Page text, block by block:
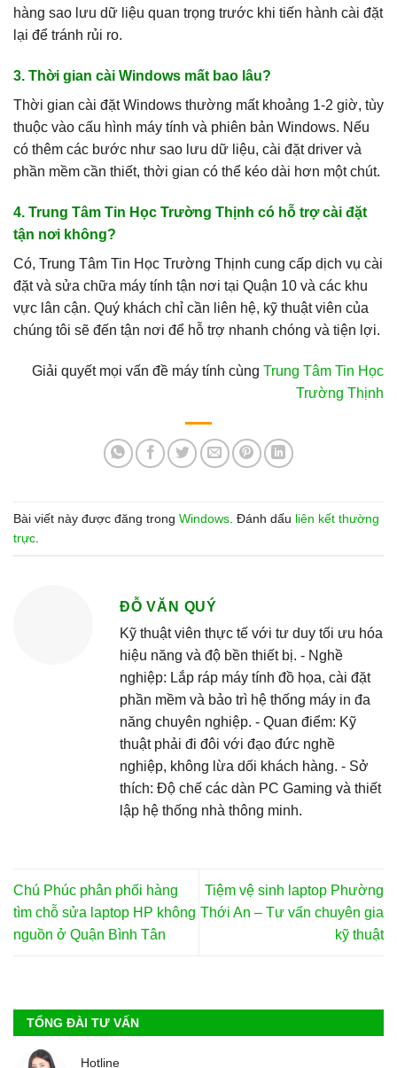
hàng sao lưu dữ liệu quan trọng trước khi tiến hành cài đặt
lại để tránh rủi ro.
3. Thời gian cài Windows mất bao lâu?
Thời gian cài đặt Windows thường mất khoảng 1-2 giờ, tùy
thuộc vào cấu hình máy tính và phiên bản Windows. Nếu
có thêm các bước như sao lưu dữ liệu, cài đặt driver và
phần mềm cần thiết, thời gian có thể kéo dài hơn một chút.
4. Trung Tâm Tin Học Trường Thịnh có hỗ trợ cài đặt
tận nơi không?
Có, Trung Tâm Tin Học Trường Thịnh cung cấp dịch vụ cài
đặt và sửa chữa máy tính tận nơi tại Quận 10 và các khu
vực lân cận. Quý khách chỉ cần liên hệ, kỹ thuật viên của
chúng tôi sẽ đến tận nơi để hỗ trợ nhanh chóng và tiện lợi.
Giải quyết mọi vấn đề máy tính cùng Trung Tâm Tin Học
Trường Thịnh
Bài viết này được đăng trong Windows . Đánh dấu liên kết thường
trực
ĐỖ VĂN QUÝ
Kỹ thuật viên thực tế với tư duy tối ưu hóa
hiệu năng và độ bền thiết bị. - Nghề
nghiệp: Lắp ráp máy tính đồ họa, cài đặt
phần mềm và bảo trì hệ thống máy in đa
năng chuyên nghiệp. - Quan điểm: Kỹ
thuật phải đi đôi với đạo đức nghề
nghiệp, không lừa dối khách hàng. - Sở
thích: Độ chế các dàn PC Gaming và thiết
lập hệ thống nhà thông minh.
Chú Phúc phân phối hàng
tìm chỗ sửa laptop HP không
nguồn ở Quận Bình Tân
Tiệm vệ sinh laptop Phường
Thới An – Tư vấn chuyên gia
kỹ thuật
TỔNG ĐÀI TƯ VẤN
Hotline